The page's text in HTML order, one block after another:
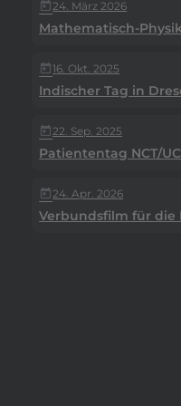
today24. März 2026
today 16. Okt. 2025
Indischer Tag in
today22. Sep. 2025
Patiententag NCT/
today24. Apr. 2026
Verbundsfilm für die